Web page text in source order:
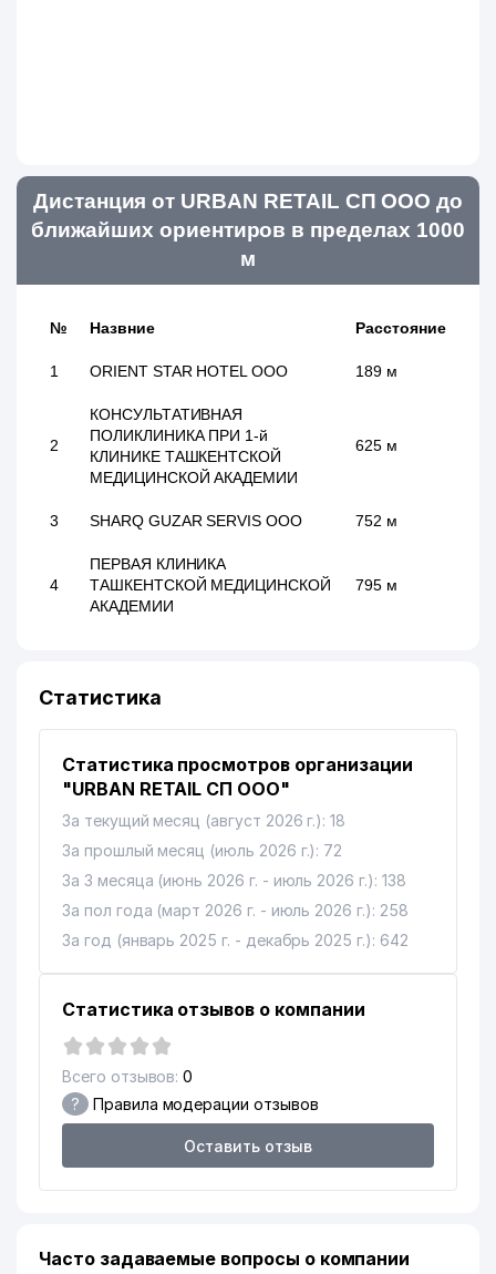
Дистанция от URBAN RETAIL СП ООО до
ближайших ориентиров в пределах 1000
м
№ Назвние Расстояние
1 ORIENT STAR HOTEL ООО 189 м
2
КОНСУЛЬТАТИВНАЯ
ПОЛИКЛИНИКА ПРИ 1-й
КЛИНИКЕ ТАШКЕНТСКОЙ
МЕДИЦИНСКОЙ АКАДЕМИИ
625 м
3 SHARQ GUZAR SERVIS ООО 752 м
4
ПЕРВАЯ КЛИНИКА
ТАШКЕНТСКОЙ МЕДИЦИНСКОЙ
АКАДЕМИИ
795 м
Статистика
Статистика просмотров организации
"URBAN RETAIL СП ООО"
За текущий месяц (август 2026 г.): 18
За прошлый месяц (июль 2026 г.): 72
За 3 месяца (июнь 2026 г. - июль 2026 г.): 138
За пол года (март 2026 г. - июль 2026 г.): 258
За год (январь 2025 г. - декабрь 2025 г.): 642
Статистика отзывов о компании
Всего отзывов: 0
? Правила модерации отзывов
Оставить отзыв
Часто задаваемые вопросы о компании